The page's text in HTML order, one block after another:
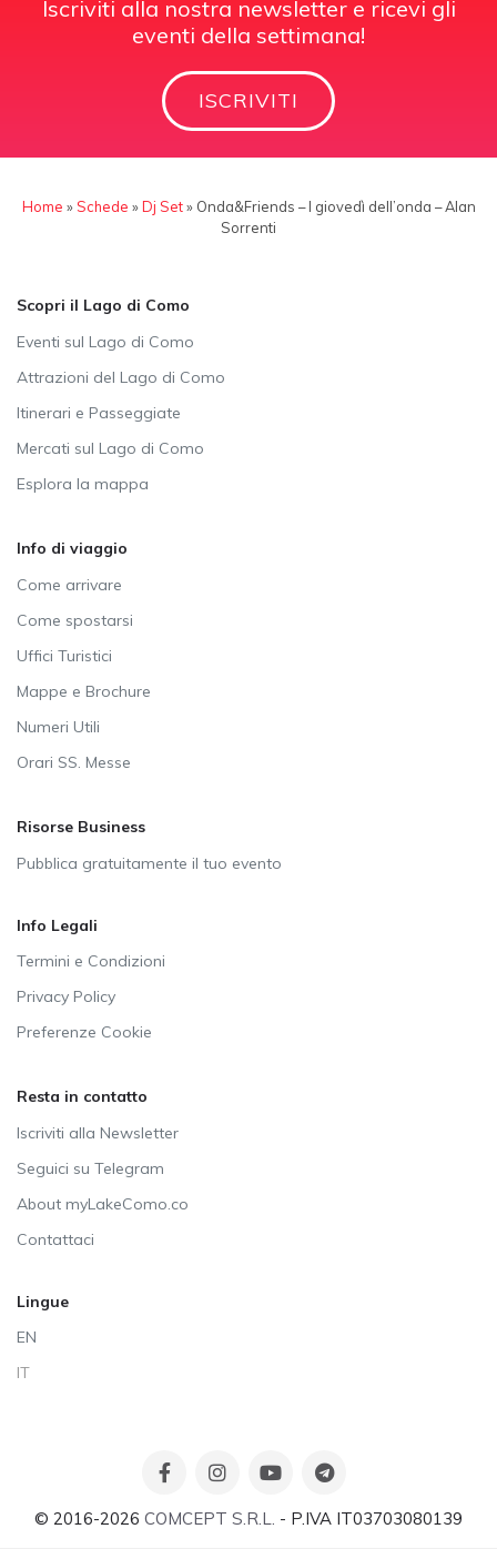
Iscriviti alla nostra newsletter e ricevi gli
eventi della settimana!
ISCRIVITI
Home »Schede »Dj Set» Onda&Friends – I giovedì dell’onda – Alan
Sorrenti
Scopri il Lago di Como
Eventi sul Lago di Como
Attrazioni del Lago di Como
Itinerari e Passeggiate
Mercati sul Lago di Como
Esplora la mappa
Info di viaggio
Come arrivare
Come spostarsi
Uffici Turistici
Mappe e Brochure
Numeri Utili
Orari SS. Messe
Risorse Business
Pubblica gratuitamente il tuo evento
Info Legali
Termini e Condizioni
Privacy Policy
Preferenze Cookie
Resta in contatto
Iscriviti alla Newsletter
Seguici su Telegram
About myLakeComo.co
Contattaci
Lingue
EN
IT
© 2016-2026 COMCEPT S.R.L. - P.IVA IT03703080139